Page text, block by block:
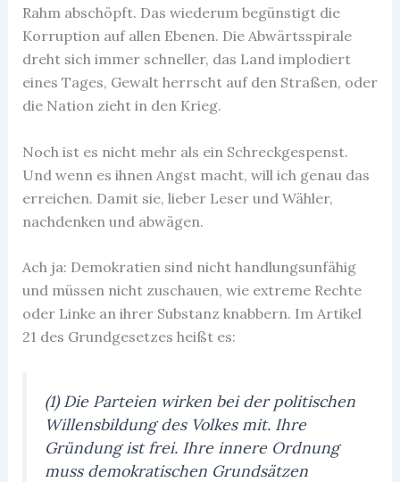
Rahm abschöpft. Das wiederum begünstigt die
Korruption auf allen Ebenen. Die Abwärtsspirale
dreht sich immer schneller, das Land implodiert
eines Tages, Gewalt herrscht auf den Straßen, oder
die Nation zieht in den Krieg.
Noch ist es nicht mehr als ein Schreckgespenst.
Und wenn es ihnen Angst macht, will ich genau das
erreichen. Damit sie, lieber Leser und Wähler,
nachdenken und abwägen.
Ach ja: Demokratien sind nicht handlungsunfähig
und müssen nicht zuschauen, wie extreme Rechte
oder Linke an ihrer Substanz knabbern. Im Artikel
21 des Grundgesetzes heißt es:
(1) Die Parteien wirken bei der politischen
Willensbildung des Volkes mit. Ihre
Gründung ist frei. Ihre innere Ordnung
muss demokratischen Grundsätzen